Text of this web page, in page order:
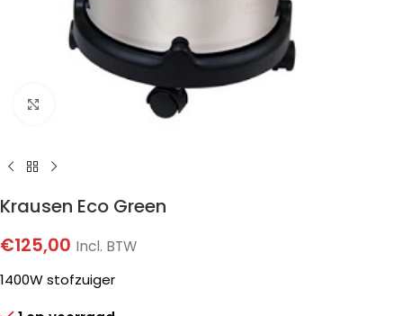
Klik om te vergroten
Krausen Eco Green
€125,00 Incl. BTW
1400W stofzuiger